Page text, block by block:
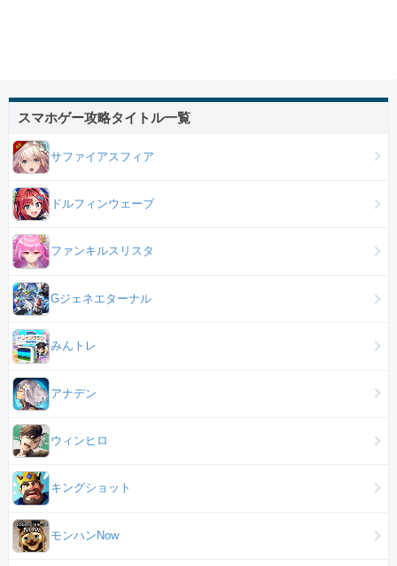
スマホゲー攻略タイトル一覧
サファイアスフィア
ドルフィンウェーブ
ファンキルスリスタ
Gジェネエターナル
みんトレ
アナデン
ウィンヒロ
キングショット
モンハンNow